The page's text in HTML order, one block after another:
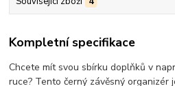
Kompletní specifikace
Chcete mít svou sbírku doplňků v
ruce? Tento černý závěsný organizér